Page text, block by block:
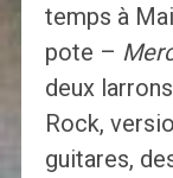
temps à
pote –
deux
Rock,
guitares,